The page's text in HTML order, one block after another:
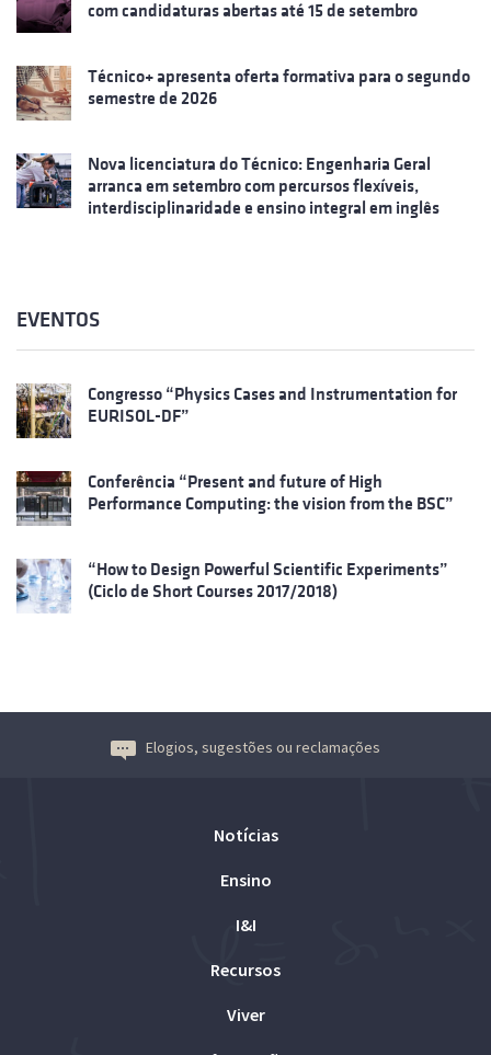
com candidaturas abertas até 15 de setembro
Técnico+ apresenta oferta formativa para o segundo
semestre de 2026
Nova licenciatura do Técnico: Engenharia Geral
arranca em setembro com percursos flexíveis,
interdisciplinaridade e ensino integral em inglês
EVENTOS
Congresso “Physics Cases and Instrumentation for
EURISOL-DF”
Conferência “Present and future of High
Performance Computing: the vision from the BSC”
“How to Design Powerful Scientific Experiments”
(Ciclo de Short Courses 2017/2018)
Elogios, sugestões ou reclamações
Notícias
Ensino
I&I
Recursos
Viver